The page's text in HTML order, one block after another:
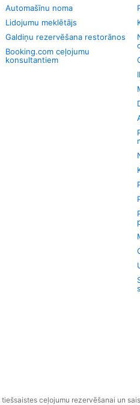
Automašīnu noma
Lidojumu meklētājs
Galdiņu rezervēšana restorānos
Booking.com ceļojumu
konsultantiem
ceļojumu rezervēšanai un